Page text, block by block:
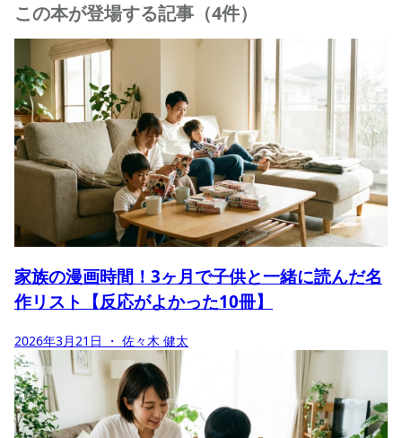
この本が登場する記事（4件）
家族の漫画時間！3ヶ月で子供と一緒に読んだ名
作リスト【反応がよかった10冊】
2026年3月21日 ・ 佐々木 健太